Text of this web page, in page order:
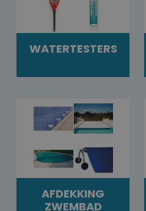
WATERTESTERS
AFDEKKING
ZWEMBAD